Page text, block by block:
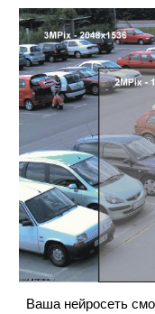
Ваша нейросеть